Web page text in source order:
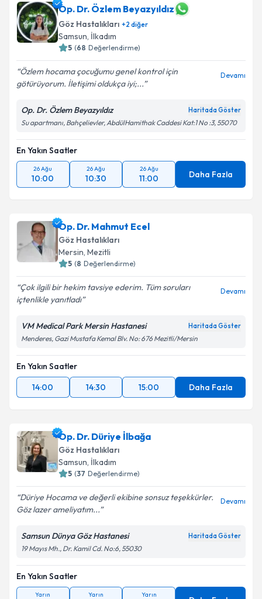
Op. Dr. Özlem Beyazyıldız
Göz Hastalıkları +2 diğer
Samsun, İlkadım
5 (68 Değerlendirme)
Özlem hocama çocuğumu genel kontrol için
götürüyorum. İletişimi oldukça iyi;...
Devamı
Op. Dr. Özlem Beyazyıldız Haritada Göster
Su apartmanı, Bahçelievler, AbdülHamithak Caddesi Kat:1 No :3, 55070
En Yakın Saatler
26 Ağu
10:00
26 Ağu
10:30
26 Ağu
11:00 Daha Fazla
Op. Dr. Mahmut Ecel
Göz Hastalıkları
Mersin, Mezitli
5 (8 Değerlendirme)
Çok ilgili bir hekim tavsiye ederim. Tüm soruları
içtenlikle yanıtladı
Devamı
VM Medical Park Mersin Hastanesi Haritada Göster
Menderes, Gazi Mustafa Kemal Blv. No: 676 Mezitli/Mersin
En Yakın Saatler
14:00
14:30 15:00 Daha Fazla
Op. Dr. Düriye İlbağa
Göz Hastalıkları
Samsun, İlkadım
5 (37 Değerlendirme)
Düriye Hocama ve değerli ekibine sonsuz teşekkürler.
Göz lazer ameliyatım...
Devamı
Samsun Dünya Göz Hastanesi Haritada Göster
19 Mayıs Mh., Dr. Kamil Cd. No:6, 55030
En Yakın Saatler
Yarın Yarın Yarın